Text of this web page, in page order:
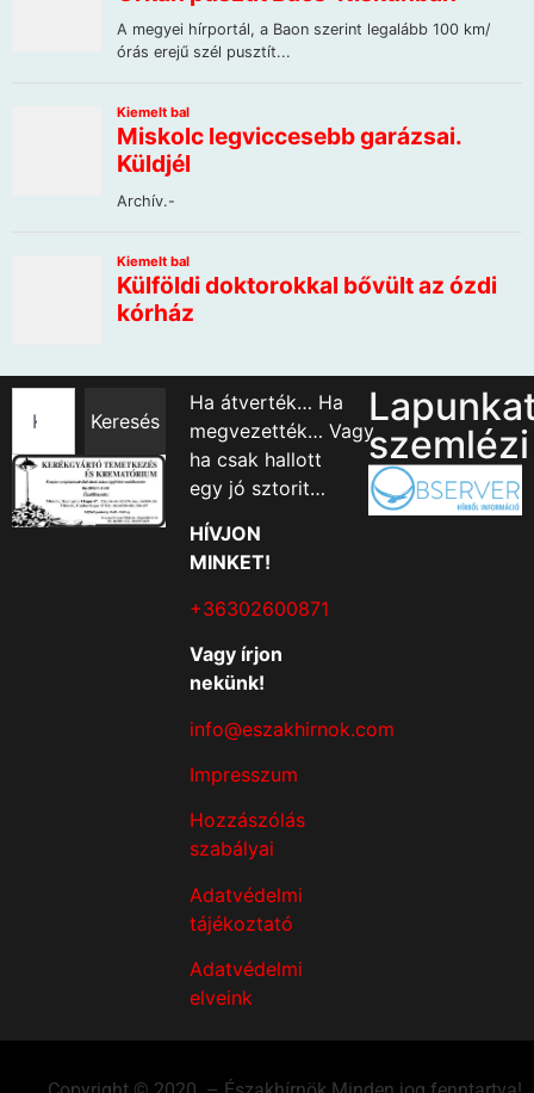
Keresés
Ha átverték… Ha
megvezették… Vagy
ha csak hallott
egy jó sztorit…
HÍVJON
MINKET!
+36302600871
Vagy írjon
nekünk!
info@eszakhirnok.com
Impresszum
Hozzászólás
szabályai
Adatvédelmi
tájékoztató
Adatvédelmi
elveink
szemlézi